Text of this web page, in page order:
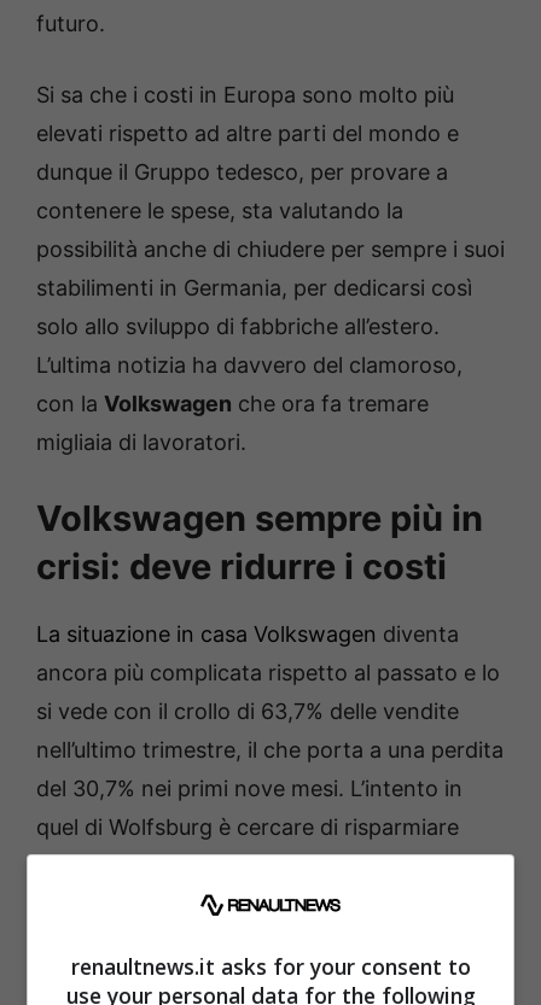
futuro.
Si sa che i costi in Europa sono molto più
elevati rispetto ad altre parti del mondo e
dunque il Gruppo tedesco, per provare a
contenere le spese, sta valutando la
possibilità anche di chiudere per sempre i suoi
stabilimenti in Germania, per dedicarsi così
solo allo sviluppo di fabbriche all’estero.
L’ultima notizia ha davvero del clamoroso,
con la Volkswagen che ora fa tremare
migliaia di lavoratori.
Volkswagen sempre più in
crisi: deve ridurre i costi
La situazione in casa Volkswagen diventa
ancora più complicata rispetto al passato e lo
si vede con il crollo di 63,7% delle vendite
nell’ultimo trimestre, il che porta a una perdita
del 30,7% nei primi nove mesi. L’intento in
quel di Wolfsburg è cercare di risparmiare
poter bloccare questa crisi.
renaultnews.it asks for your consent to
use your personal data for the following